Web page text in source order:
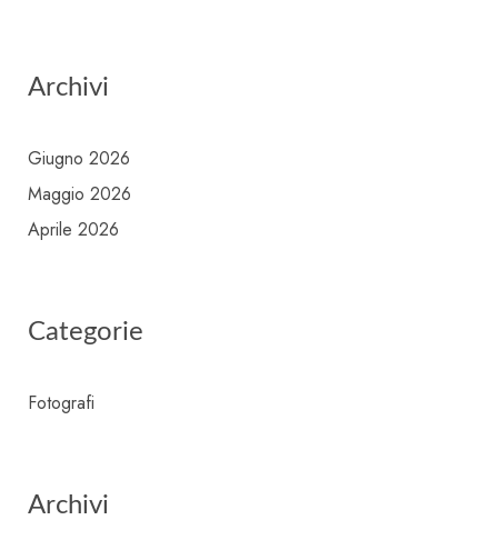
Archivi
Giugno 2026
Maggio 2026
Aprile 2026
Categorie
Fotografi
Archivi